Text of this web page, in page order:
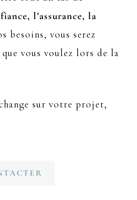
l’assurance, la
besoins, vous serez
vous voulez lors de la
sur votre projet,